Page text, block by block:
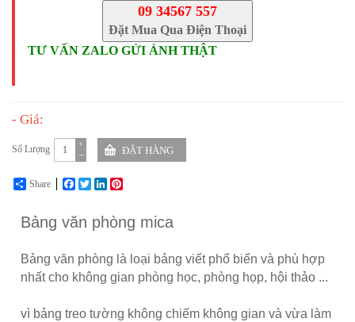
09 34567 557
Đặt Mua Qua Điện Thoại
TƯ VẤN ZALO GỬI ẢNH THẬT
- Giá:
Số Lượng −
+
Share FacebookTwitterLinkedIn
Bảng văn phòng mica
Bảng văn phòng là loại bảng viết phổ biến và phù hợp
nhất cho không gian phòng học, phòng họp, hội thảo ...
vì bảng treo tường không chiếm không gian và vừa làm